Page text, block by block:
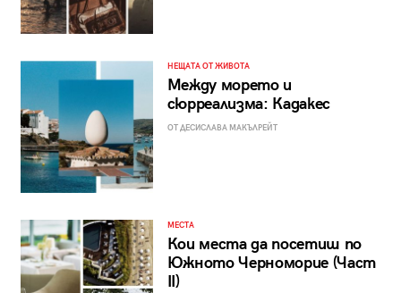
НЕЩАТА ОТ ЖИВОТА
Между морето и
сюрреализма: Кадакес
ОТ ДЕСИСЛАВА МАКЪЛРЕЙТ
МЕСТА
Кои места да посетиш по
Южното Черноморие (Част
II)